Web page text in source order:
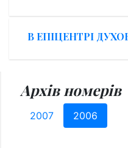
В ЕПІЦЕНТРІ
Архів номерів
2007 2006